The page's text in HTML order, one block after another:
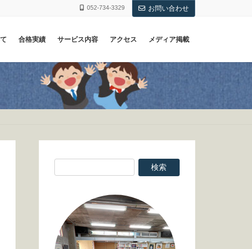
052-734-3329 お問い合わせ
合格実績 サービス内容 アクセス メディア掲載